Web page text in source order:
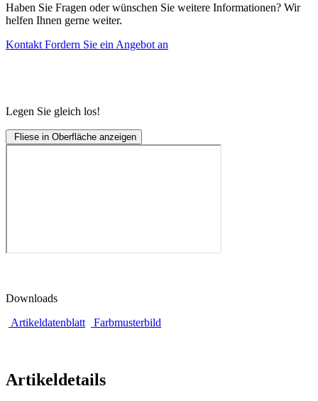
Haben Sie Fragen oder wünschen Sie weitere Informationen? Wir
helfen Ihnen gerne weiter.
Kontakt Fordern Sie ein Angebot an
Legen Sie gleich los!
Fliese in Oberfläche anzeigen
Downloads
Artikeldatenblatt
Farbmusterbild
Artikeldetails